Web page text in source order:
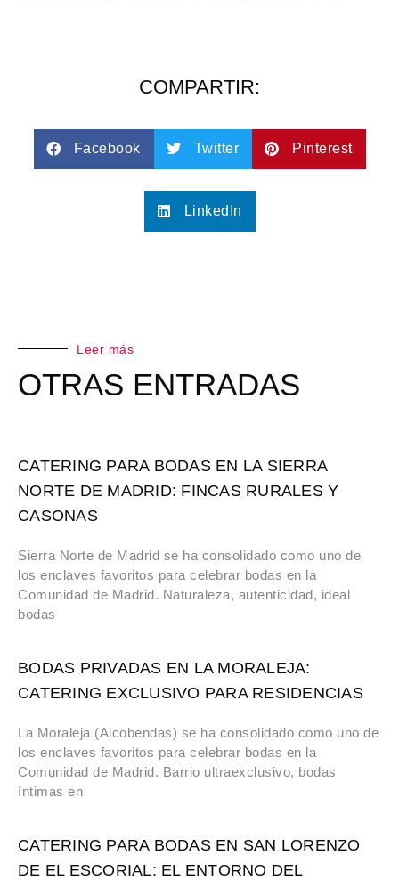
COMPARTIR:
Facebook Twitter Pinterest
LinkedIn
Leer más
OTRAS ENTRADAS
CATERING PARA BODAS EN LA SIERRA
NORTE DE MADRID: FINCAS RURALES Y
CASONAS
Sierra Norte de Madrid se ha consolidado como uno de
los enclaves favoritos para celebrar bodas en la
Comunidad de Madrid. Naturaleza, autenticidad, ideal
bodas
BODAS PRIVADAS EN LA MORALEJA:
CATERING EXCLUSIVO PARA RESIDENCIAS
La Moraleja (Alcobendas) se ha consolidado como uno de
los enclaves favoritos para celebrar bodas en la
Comunidad de Madrid. Barrio ultraexclusivo, bodas
íntimas en
CATERING PARA BODAS EN SAN LORENZO
DE EL ESCORIAL: EL ENTORNO DEL